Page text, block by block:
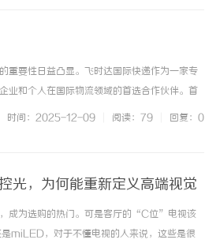
重要性日益凸显。飞时达国际快递作为一家专
业和个人在国际物流领域的首选合作伙伴。首
和地区，能够实现门到门的快速配送服务。
时间：2025-12-09 阅读：79 回复：0
，为何能重新定义高端视觉
成为选购的热门。可是客厅的“C位”电视该
miLED，对于不懂电视的人来说，这些是很